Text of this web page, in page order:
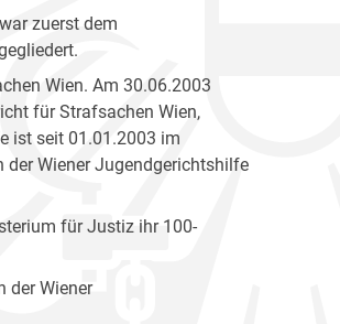
zuerst dem
Wien. Am 30.06.2003
für Strafsachen Wien,
ist seit 01.01.2003 im
Wiener Jugendgerichtshilfe
für Justiz ihr 100-
der Wiener